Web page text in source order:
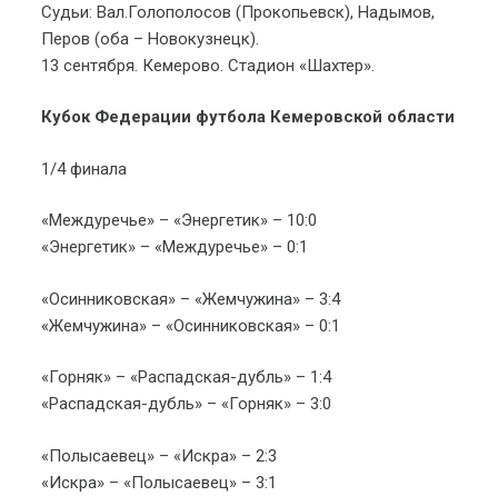
Судьи: Вал.Голополосов (Прокопьевск), Надымов,
Перов (оба – Новокузнецк).
13 сентября. Кемерово. Стадион «Шахтер».
Кубок Федерации футбола Кемеровской области
1/4 финала
«Междуречье» – «Энергетик» – 10:0
«Энергетик» – «Междуречье» – 0:1
«Осинниковская» – «Жемчужина» – 3:4
«Жемчужина» – «Осинниковская» – 0:1
«Горняк» – «Распадская-дубль» – 1:4
«Распадская-дубль» – «Горняк» – 3:0
«Полысаевец» – «Искра» – 2:3
«Искра» – «Полысаевец» – 3:1